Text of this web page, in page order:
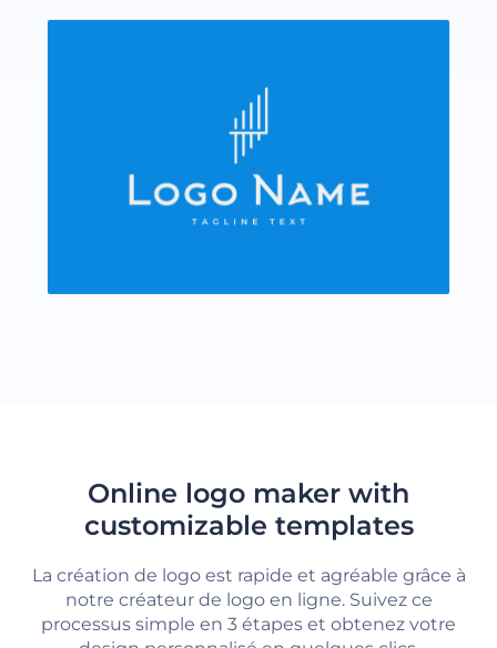
Online logo maker with
customizable templates
La création de logo est rapide et agréable grâce à
notre créateur de logo en ligne. Suivez ce
processus simple en 3 étapes et obtenez votre